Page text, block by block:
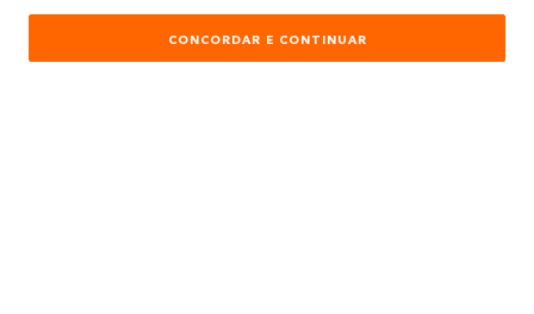
CONCORDAR E CONTINUAR